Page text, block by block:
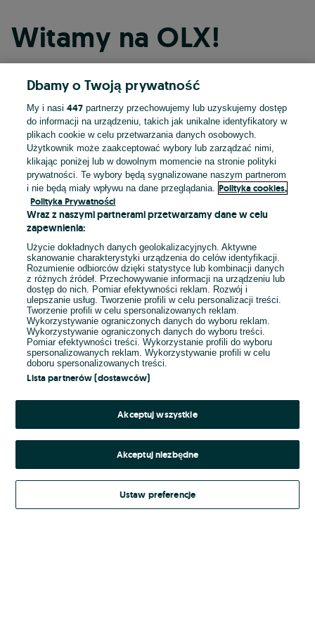
Witamy na OLX!
Kontynuuj przez Facebooka
Kontynuuj przez konto Apple
Kontynuuj przez konto Google
LUB
E-mail
Hasło
Kontynuując za pośrednictwem jednego z dostawców wskazanych powyżej,
Regulamin serwisu OLX.pl w jego aktualnym brzmieniu.
Dbamy o Twoją prywatność
My i nasi447 partnerzy przechowujemy lub uzyskujemy dostęp
do informacji na urządzeniu, takich jak unikalne identyfikatory w
plikach cookie w celu przetwarzania danych osobowych.
Użytkownik może zaakceptować wybory lub zarządzać nimi,
klikając poniżej lub w dowolnym momencie na stronie polityki
prywatności. Te wybory będą sygnalizowane naszym partnerom
i nie będą miały wpływu na dane przeglądania.
Polityka cookies,
Polityka Prywatności
Wraz z naszymi partnerami przetwarzamy dane w celu
zapewnienia:
Użycie dokładnych danych geolokalizacyjnych. Aktywne
skanowanie charakterystyki urządzenia do celów identyfikacji.
Rozumienie odbiorców dzięki statystyce lub kombinacji danych
z różnych źródeł. Przechowywanie informacji na urządzeniu lub
dostęp do nich. Pomiar efektywności reklam. Rozwój i
ulepszanie usług. Tworzenie profili w celu personalizacji treści.
Tworzenie profili w celu spersonalizowanych reklam.
Wykorzystywanie ograniczonych danych do wyboru reklam.
Wykorzystywanie ograniczonych danych do wyboru treści.
Pomiar efektywności treści. Wykorzystanie profili do wyboru
spersonalizowanych reklam. Wykorzystywanie profili w celu
doboru spersonalizowanych treści.
Lista partnerów (dostawców)
Akceptuj wszystkie
Akceptuj niezbędne
Ustaw preferencje